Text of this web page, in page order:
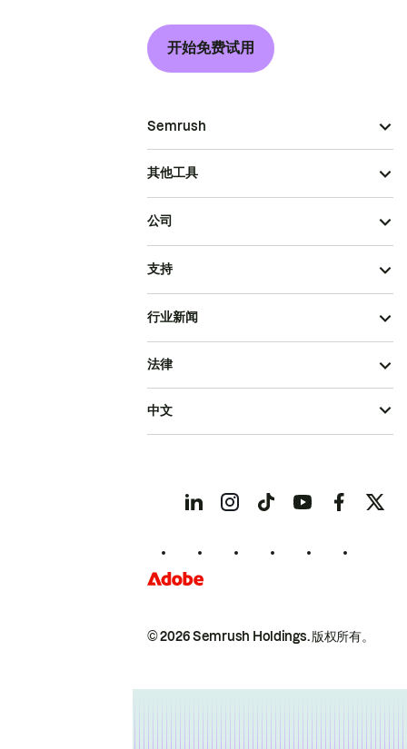
开始免费试用
Semrush
其他工具
公司
支持
行业新闻
© 2026 Semrush Holdings.版权所有。
法律
中文